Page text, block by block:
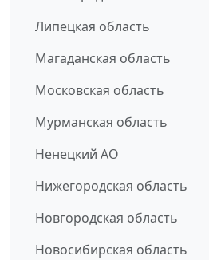
Липецкая область
Магаданская область
Московская область
Мурманская область
Ненецкий АО
Нижегородская область
Новгородская область
Новосибирская область